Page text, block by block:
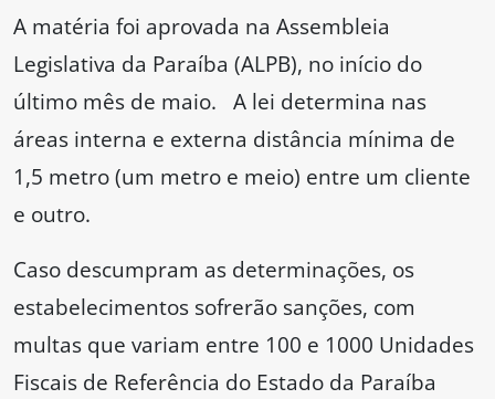
A matéria foi aprovada na Assembleia
Legislativa da Paraíba (ALPB), no início do
último mês de maio. A lei determina nas
áreas interna e externa distância mínima de
1,5 metro (um metro e meio) entre um cliente
e outro.
Caso descumpram as determinações, os
estabelecimentos sofrerão sanções, com
multas que variam entre 100 e 1000 Unidades
Fiscais de Referência do Estado da Paraíba